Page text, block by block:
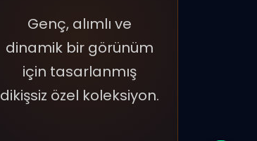
Genç, alımlı ve
dinamik bir görünüm
için tasarlanmış
dikişsiz özel koleksiyon.